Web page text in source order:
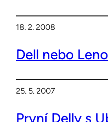
18. 2. 2008
Dell nebo
25. 5. 2007
První Delly s